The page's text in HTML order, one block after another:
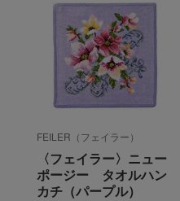
FEILER（フェイラー）
〈フェイラー〉ニュー
ポージー タオルハン
カチ（パープル）